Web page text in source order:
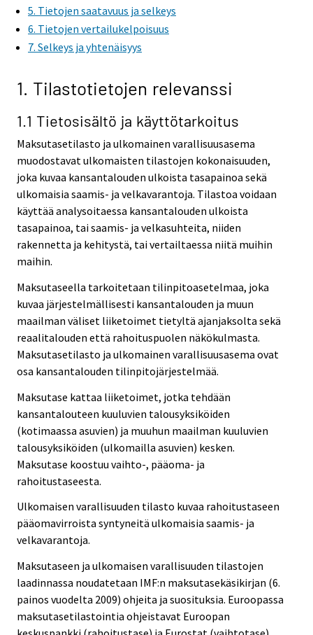
5. Tietojen saatavuus ja selkeys
6. Tietojen vertailukelpoisuus
7. Selkeys ja yhtenäisyys
1. Tilastotietojen relevanssi
1.1 Tietosisältö ja käyttötarkoitus
Maksutasetilasto ja ulkomainen varallisuusasema
muodostavat ulkomaisten tilastojen kokonaisuuden,
joka kuvaa kansantalouden ulkoista tasapainoa sekä
ulkomaisia saamis- ja velkavarantoja. Tilastoa voidaan
käyttää analysoitaessa kansantalouden ulkoista
tasapainoa, tai saamis- ja velkasuhteita, niiden
rakennetta ja kehitystä, tai vertailtaessa niitä muihin
maihin.
Maksutaseella tarkoitetaan tilinpitoasetelmaa, joka
kuvaa järjestelmällisesti kansantalouden ja muun
maailman väliset liiketoimet tietyltä ajanjaksolta sekä
reaalitalouden että rahoituspuolen näkökulmasta.
Maksutasetilasto ja ulkomainen varallisuusasema ovat
osa kansantalouden tilinpitojärjestelmää.
Maksutase kattaa liiketoimet, jotka tehdään
kansantalouteen kuuluvien talousyksiköiden
(kotimaassa asuvien) ja muuhun maailman kuuluvien
talousyksiköiden (ulkomailla asuvien) kesken.
Maksutase koostuu vaihto-, pääoma- ja
rahoitustaseesta.
Ulkomaisen varallisuuden tilasto kuvaa rahoitustaseen
pääomavirroista syntyneitä ulkomaisia saamis- ja
velkavarantoja.
Maksutaseen ja ulkomaisen varallisuuden tilastojen
laadinnassa noudatetaan IMF:n maksutasekäsikirjan (6.
painos vuodelta 2009) ohjeita ja suosituksia. Euroopassa
maksutasetilastointia ohjeistavat Euroopan